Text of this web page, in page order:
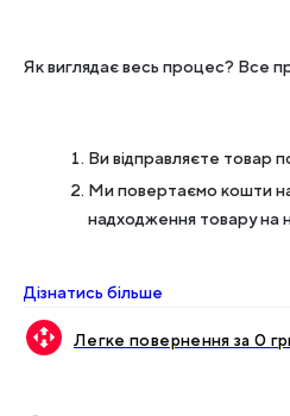
Як виглядає весь процес? Все
Ви відправляєте товар
Ми повертаємо кошти
надходження товару на
Дізнатись більше
Легке повернення за 0